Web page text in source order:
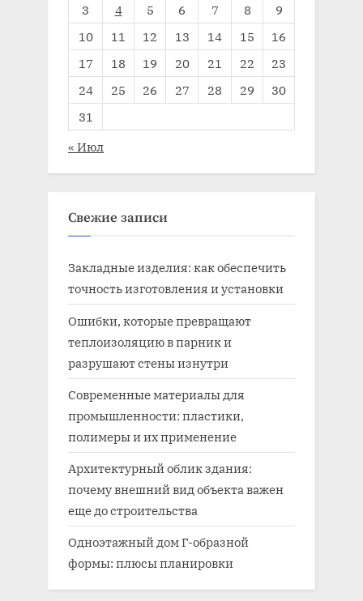
3
4 5 6 7 8
9
10
11 12 13 14 15
16
17
18 19 20 21 22
23
24
25 26 27 28 29
30
31
« Июл
Свежие записи
Закладные изделия: как обеспечить
точность изготовления и установки
Ошибки, которые превращают
теплоизоляцию в парник и
разрушают стены изнутри
Современные материалы для
промышленности: пластики,
полимеры и их применение
Архитектурный облик здания:
почему внешний вид объекта важен
еще до строительства
Одноэтажный дом Г-образной
формы: плюсы планировки